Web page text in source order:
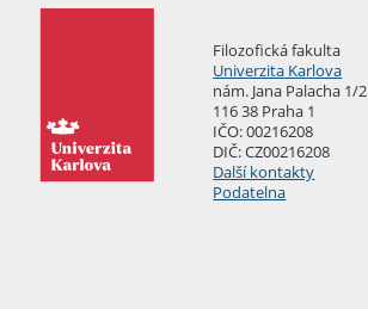
Filozofická fakulta
Univerzita Karlova
nám. Jana Palacha 1/2
116 38 Praha 1
IČO: 00216208
DIČ: CZ00216208
Další kontakty
Podatelna